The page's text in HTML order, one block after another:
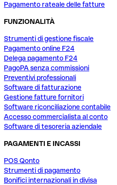
Pagamento rateale delle fatture
FUNZIONALITÀ
Strumenti di gestione fiscale
Pagamento online F24
Delega pagamento F24
PagoPA senza commissioni
Preventivi professionali
Software di fatturazione
Gestione fatture fornitori
Software riconciliazione contabile
Accesso commercialista al conto
Software di tesoreria aziendale
PAGAMENTI E INCASSI
POS Qonto
Strumenti di pagamento
Bonifici internazionali in divisa